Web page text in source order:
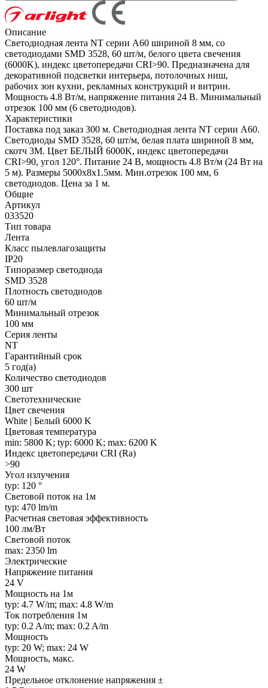
Описание
Светодиодная лента NT серии A60 шириной 8 мм, со
светодиодами SMD 3528, 60 шт/м, белого цвета свечения
(6000K), индекс цветопередачи CRI>90. Предназначена для
декоративной подсветки интерьера, потолочных ниш,
рабочих зон кухни, рекламных конструкций и витрин.
Мощность 4.8 Вт/м, напряжение питания 24 В. Минимальный
отрезок 100 мм (6 светодиодов).
Характеристики
Поставка под заказ 300 м. Светодиодная лента NT серии A60.
Светодиоды SMD 3528, 60 шт/м, белая плата шириной 8 мм,
скотч 3M. Цвет БЕЛЫЙ 6000K, индекс цветопередачи
CRI>90, угол 120°. Питание 24 В, мощность 4.8 Вт/м (24 Вт на
5 м). Размеры 5000х8x1.5мм. Мин.отрезок 100 мм, 6
светодиодов. Цена за 1 м.
Общие
Артикул
033520
Тип товара
Лента
Класс пылевлагозащиты
IP20
Типоразмер светодиода
SMD 3528
Плотность светодиодов
60 шт/м
Минимальный отрезок
100 мм
Серия ленты
NT
Гарантийный срок
5 год(а)
Количество светодиодов
300 шт
Светотехнические
Цвет свечения
White | Белый 6000 K
Цветовая температура
min: 5800 K; typ: 6000 K; max: 6200 K
Индекс цветопередачи CRI (Ra)
>90
Угол излучения
typ: 120 °
Световой поток на 1м
typ: 470 lm/m
Расчетная световая эффективность
100 лм/Вт
Световой поток
max: 2350 lm
Электрические
Напряжение питания
24 V
Мощность на 1м
typ: 4.7 W/m; max: 4.8 W/m
Ток потребления 1м
typ: 0.2 A/m; max: 0.2 A/m
Мощность
typ: 20 W; max: 24 W
Мощность, макс.
24 W
Предельное отклонение напряжения ±